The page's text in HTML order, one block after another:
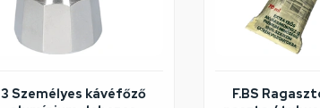
3 Személyes kávéfőző
F.BS